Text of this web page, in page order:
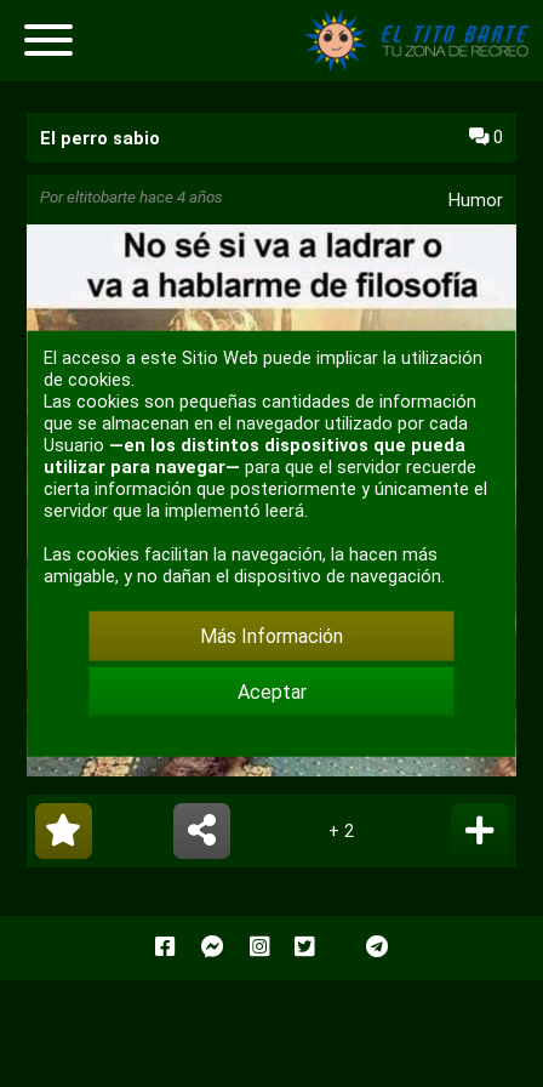
El perro sabio 0
Poreltitobarte hace 4 años Humor
+ 2
El acceso a este Sitio Web puede implicar la utilización
de cookies.
Las cookies son pequeñas cantidades de información
que se almacenan en el navegador utilizado por cada
Usuario —en los distintos dispositivos que pueda
utilizar para navegar— para que el servidor recuerde
cierta información que posteriormente y únicamente el
servidor que la implementó leerá.
Las cookies facilitan la navegación, la hacen más
amigable, y no dañan el dispositivo de navegación.
Más Información
Aceptar